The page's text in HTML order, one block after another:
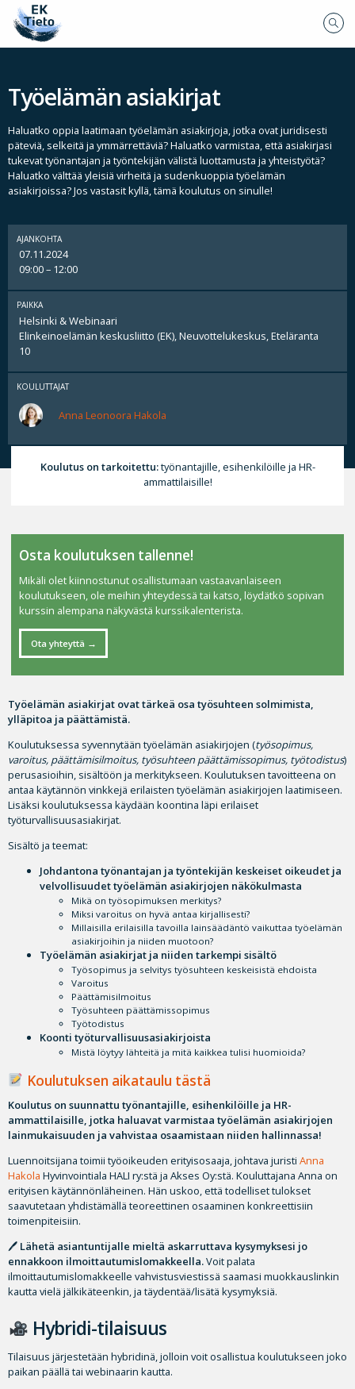
Työelämän asiakirjat
Haluatko oppia laatimaan työelämän asiakirjoja, jotka ovat juridisesti
päteviä, selkeitä ja ymmärrettäviä? Haluatko varmistaa, että asiakirjasi
tukevat työnantajan ja työntekijän välistä luottamusta ja yhteistyötä?
Haluatko välttää yleisiä virheitä ja sudenkuoppia työelämän
asiakirjoissa? Jos vastasit kyllä, tämä koulutus on sinulle!
AJANKOHTA
07.11.2024
09:00 – 12:00
PAIKKA
Helsinki & Webinaari
Elinkeinoelämän keskusliitto (EK), Neuvottelukeskus, Eteläranta
10
KOULUTTAJAT
Anna Leonoora Hakola
Koulutus on tarkoitettu:työnantajille, esihenkilöille ja HR-
ammattilaisille!
Työelämän asiakirjat ovat tärkeä osa työsuhteen solmimista,
ylläpitoa ja päättämistä.
Koulutuksessa syvennytään työelämän asiakirjojen (työsopimus,
varoitus, päättämisilmoitus, työsuhteen päättämissopimus, työtodistus)
perusasioihin, sisältöön ja merkitykseen. Koulutuksen tavoitteena on
antaa käytännön vinkkejä erilaisten työelämän asiakirjojen laatimiseen.
Lisäksi koulutuksessa käydään koontina läpi erilaiset
työturvallisuusasiakirjat.
Sisältö ja teemat:
Johdantona työnantajan ja työntekijän keskeiset oikeudet ja
velvollisuudet työelämän asiakirjojen näkökulmasta
Mikä on työsopimuksen merkitys?
Miksi varoitus on hyvä antaa kirjallisesti?
Millaisilla erilaisilla tavoilla lainsäädäntö vaikuttaa työelämän
asiakirjoihin ja niiden muotoon?
Työelämän asiakirjat ja niiden tarkempi sisältö
Työsopimus ja selvitys työsuhteen keskeisistä ehdoista
Varoitus
Päättämisilmoitus
Työsuhteen päättämissopimus
Työtodistus
Koonti työturvallisuusasiakirjoista
Mistä löytyy lähteitä ja mitä kaikkea tulisi huomioida?
Koulutuksen aikataulu tästä
Koulutus on suunnattu työnantajille, esihenkilöille ja HR-
ammattilaisille, jotka haluavat varmistaa työelämän asiakirjojen
lainmukaisuuden ja vahvistaa osaamistaan niiden hallinnassa!
Luennoitsijana toimii työoikeuden erityisosaaja, johtava juristi Anna
Hakola Hyvinvointiala HALI ry:stä ja Akses Oy:stä. Kouluttajana Anna on
erityisen käytännönläheinen. Hän uskoo, että todelliset tulokset
saavutetaan yhdistämällä teoreettinen osaaminen konkreettisiin
toimenpiteisiin.
🖊 Lähetä asiantuntijalle mieltä askarruttava kysymyksesi jo
ennakkoon ilmoittautumislomakkeella.Voit palata
ilmoittautumislomakkeelle vahvistusviestissä saamasi muokkauslinkin
kautta vielä jälkikäteenkin, ja täydentää/lisätä kysymyksiä.
Hybridi-tilaisuus
Tilaisuus järjestetään hybridinä, jolloin voit osallistua koulutukseen joko
paikan päällä tai webinaarin kautta.
Osta koulutuksen tallenne!
Mikäli olet kiinnostunut osallistumaan vastaavanlaiseen
koulutukseen, ole meihin yhteydessä tai katso, löydätkö sopivan
kurssin alempana näkyvästä kurssikalenterista.
Ota yhteyttä